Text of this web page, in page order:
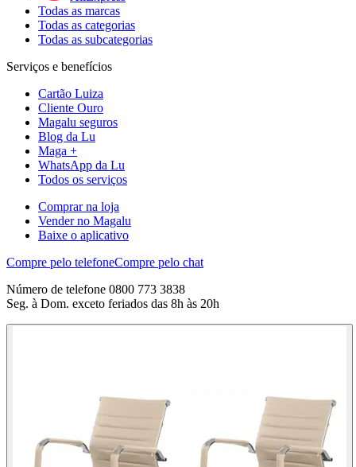
Todas as marcas
Todas as categorias
Todas as subcategorias
Serviços e benefícios
Cartão Luiza
Cliente Ouro
Magalu seguros
Blog da Lu
Maga +
WhatsApp da Lu
Todos os serviços
Comprar na loja
Vender no Magalu
Baixe o aplicativo
Compre pelo telefoneCompre pelo chat
Número de telefone 0800 773 3838
Seg. à Dom. exceto feriados das 8h às 20h